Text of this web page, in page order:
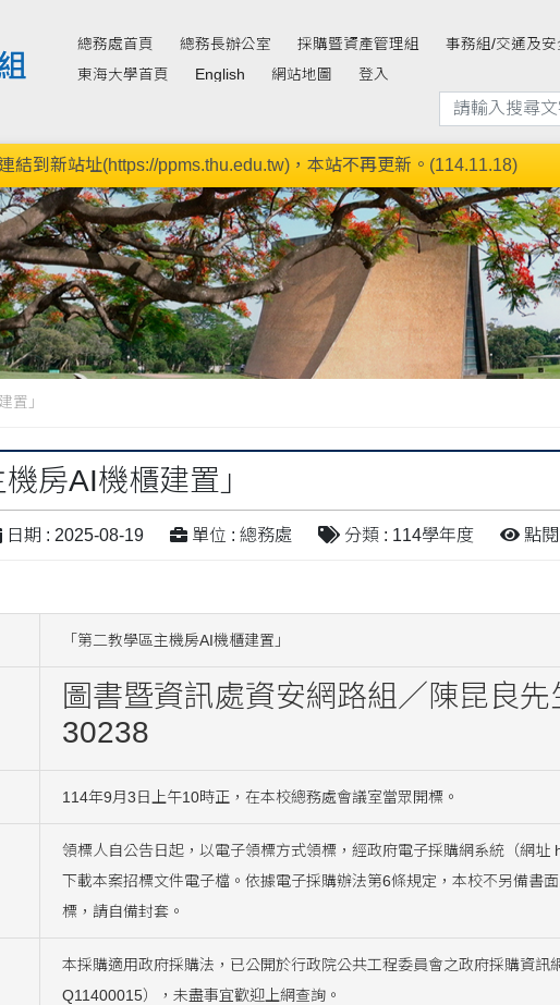
總務處首頁 總務長辦公室 採購暨資產管理組 事務組/交通及安
東海大學首頁
English 網站地圖 登入
到新站址(https://ppms.thu.edu.tw)，本站不再更新。(114.11.18)
置」
房AI機櫃建置」
日期 : 2025-08-19 單位 : 總務處 分類 : 114學年度 點
「第二教學區主機房AI機櫃建置」
圖書暨資訊處資安網路組／陳昆良先
30238
114年9月3日上午10時正，在本校總務處會議室當眾開標。
領標人自公告日起，以電子領標方式領標，經政府電子採購網系統（網址
下載本案招標文件電子檔。依據電子採購辦法第6條規定，本校不另備書
標，請自備封套。
本採購適用政府採購法，已公開於行政院公共工程委員會之政府採購資訊
Q11400015），未盡事宜歡迎上網查詢。